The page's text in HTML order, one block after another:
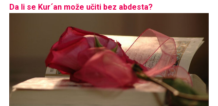
Da li se Kur´an može učiti bez abdesta?